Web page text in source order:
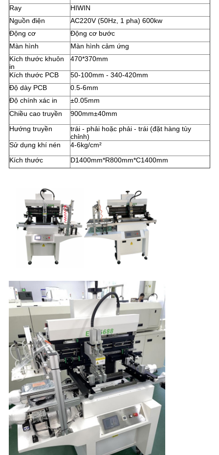
Ray
HIWIN
Nguồn điện
AC220V (50Hz, 1 pha) 600kw
Động cơ
Động cơ bước
Màn hình
Màn hình cảm ứng
Kích thước khuôn
in
470*370mm
Kích thước PCB
50-100mm - 340-420mm
Độ dày PCB
0.5-6mm
Độ chính xác in
±0.05mm
Chiều cao truyền
900mm±40mm
Hướng truyền
trái - phải hoặc phải - trái (đặt hàng tùy
chỉnh)
Sử dụng khí nén
4-6kg/cm²
Kích thước
D1400mm*R800mm*C1400mm